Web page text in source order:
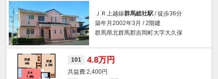
ＪＲ上越線群馬総社駅 / 徒歩36分
築年月2002年3月 / 2階建
群馬県北群馬郡吉岡町大字大久保
101 4.8万円
2,400円